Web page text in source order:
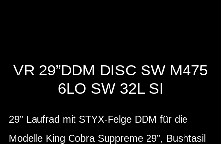
VR 29”DDM DISC SW M475
6LO SW 32L SI
29” Laufrad mit STYX-Felge DDM für die
Modelle King Cobra Suppreme 29”, Bushtasil